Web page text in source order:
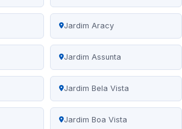
Jardim Aracy
Jardim Assunta
Jardim Bela Vista
Jardim Boa Vista